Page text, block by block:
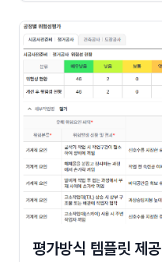
평가방식 템플릿 제공